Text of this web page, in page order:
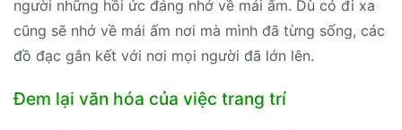
người những hồi ức đáng nhớ về mái ấm. Dù có đi xa
cũng sẽ nhớ về mái ấm nơi mà mình đã từng sống, các
đồ đạc gắn kết với nơi mọi người đã lớn lên.
Đem lại văn hóa của việc trang trí